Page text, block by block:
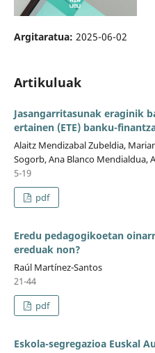
Argitaratua: 2025-06-02
Artikuluak
Jasangarritasunak eraginik
ertainen (ETE) banku-
Alaitz Mendizabal Zubeldia,
Sogorb, Ana Blanco Mendialdua,
5-19
pdf
Eredu pedagogikoetan
ereduak non?
Raúl Martínez-Santos
21-44
pdf
Eskola-segregazioa Euskal